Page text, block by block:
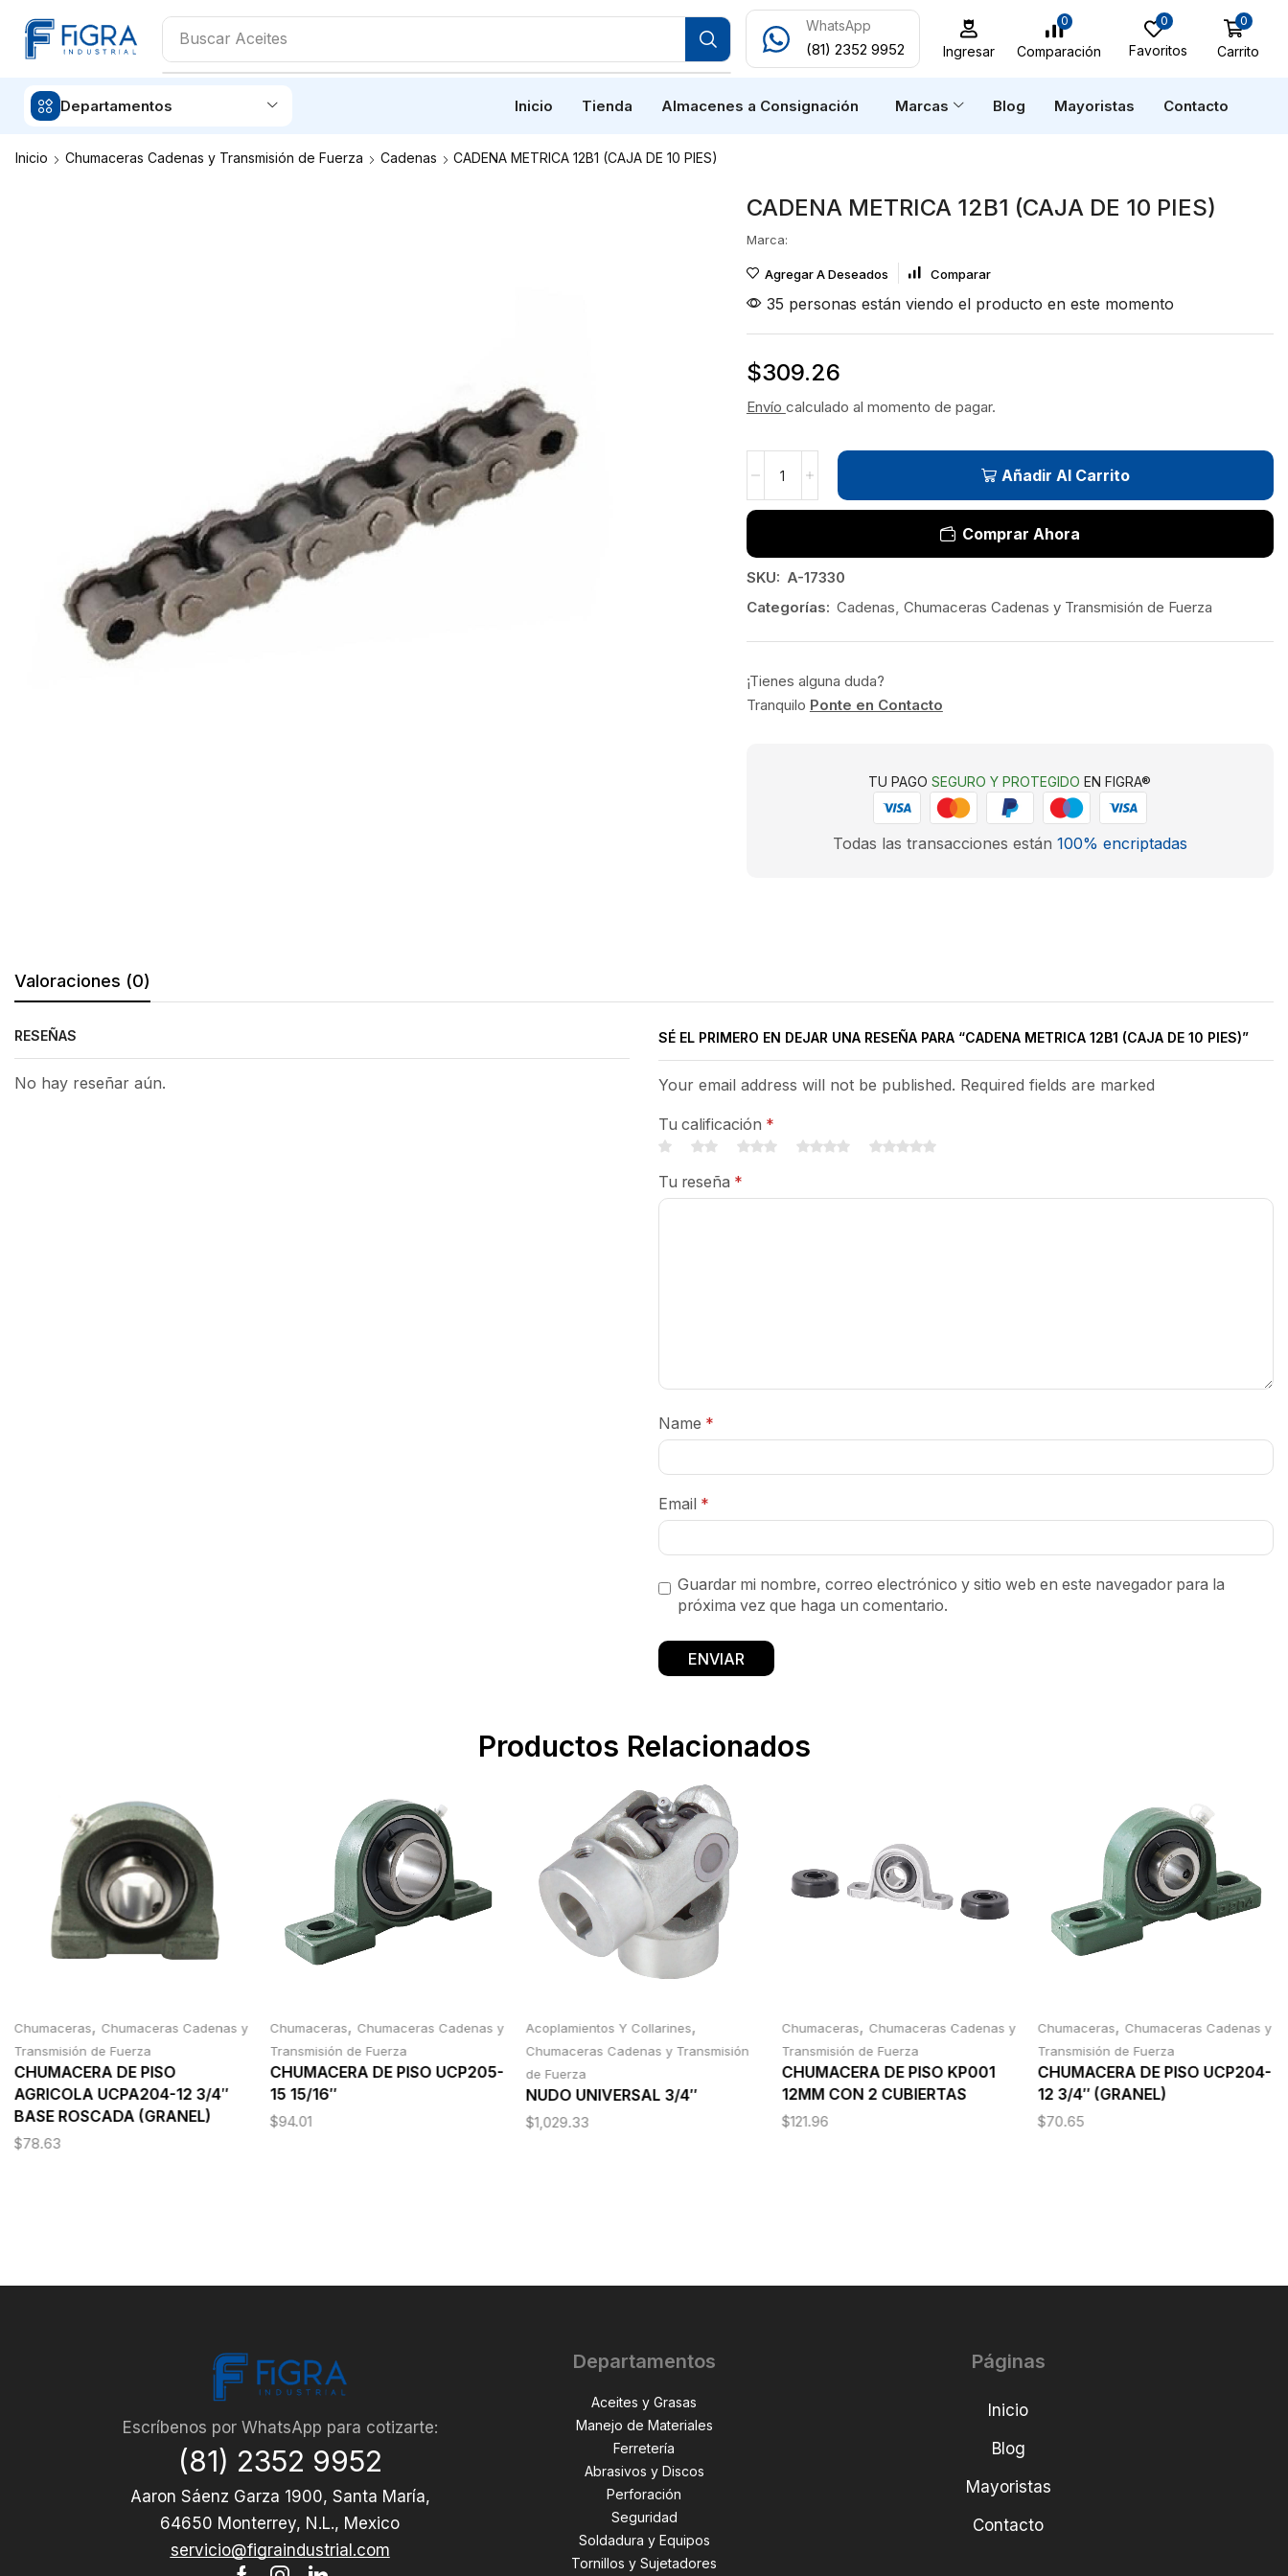
Buscar Aceites
WhatsApp
(81) 2352 9952 Ingresar
0
Comparación
0
Favoritos
0
Carrito
Departamentos Inicio Tienda Almacenes a Consignación Marcas Blog Mayoristas Contacto
Inicio Chumaceras Cadenas y Transmisión de Fuerza Cadenas CADENA METRICA 12B1 (CAJA DE 10 PIES)
CADENA METRICA 12B1 (CAJA DE 10 PIES)
Marca:
Agregar A Deseados Comparar
35 personas están viendo el producto en este momento
$309.26
Envío calculado al momento de pagar.
Añadir Al Carrito
Comprar Ahora
SKU: A-17330
Categorías: Cadenas, Chumaceras Cadenas y Transmisión de Fuerza
¡Tienes alguna duda?
Tranquilo Ponte en Contacto
TU PAGOSEGURO Y PROTEGIDO EN FIGRA®
Todas las transacciones están 100% encriptadas
Valoraciones (0)
RESEÑAS
No hay reseñar aún.
SÉ EL PRIMERO EN DEJAR UNA RESEÑA PARA “CADENA METRICA 12B1 (CAJA DE 10 PIES)”
Your email address will not be published. Required fields are marked
Tu calificación *
Tu reseña *
Name *
Email *
Guardar mi nombre, correo electrónico y sitio web en este navegador para la
próxima vez que haga un comentario.
Productos Relacionados
Chumaceras, Chumaceras Cadenas y
Transmisión de Fuerza
CHUMACERA DE PISO
AGRICOLA UCPA204-12 3/4″
BASE ROSCADA (GRANEL)
$78.63
Chumaceras, Chumaceras Cadenas y
Transmisión de Fuerza
CHUMACERA DE PISO UCP205-
15 15/16″
$94.01
Acoplamientos Y Collarines,
Chumaceras Cadenas y Transmisión
de Fuerza
NUDO UNIVERSAL 3/4″
$1,029.33
Chumaceras, Chumaceras Cadenas y
Transmisión de Fuerza
CHUMACERA DE PISO KP001
12MM CON 2 CUBIERTAS
$121.96
Chumaceras, Chumaceras Cadenas y
Transmisión de Fuerza
CHUMACERA DE PISO UCP204-
12 3/4″ (GRANEL)
$70.65
Escríbenos por WhatsApp para cotizarte:
(81) 2352 9952
Aaron Sáenz Garza 1900, Santa María,
64650 Monterrey, N.L., Mexico
servicio@figraindustrial.com
Departamentos
Aceites y Grasas
Manejo de Materiales
Ferretería
Abrasivos y Discos
Perforación
Seguridad
Soldadura y Equipos
Tornillos y Sujetadores
Páginas
Inicio
Blog
Mayoristas
Contacto